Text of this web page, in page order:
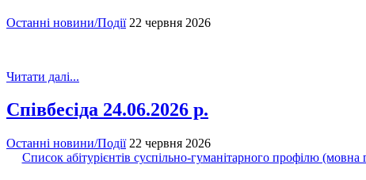
Останні новини/Події 22 червня 2026
Читати далі...
Співбесіда 24.06.2026 р.
Останні новини/Події 22 червня 2026
Список абітурієнтів суспільно-гуманітарного профілю (мовна